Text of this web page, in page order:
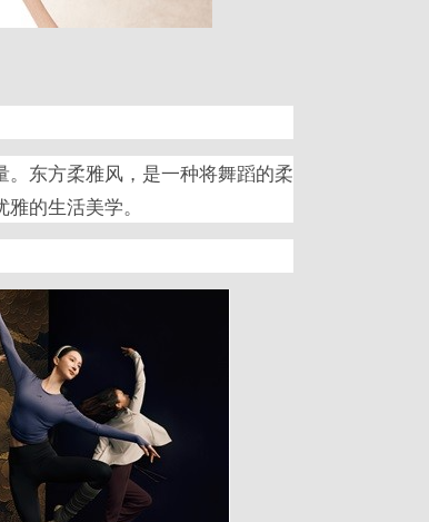
东方柔雅风，是一种将舞蹈的柔
的生活美学。